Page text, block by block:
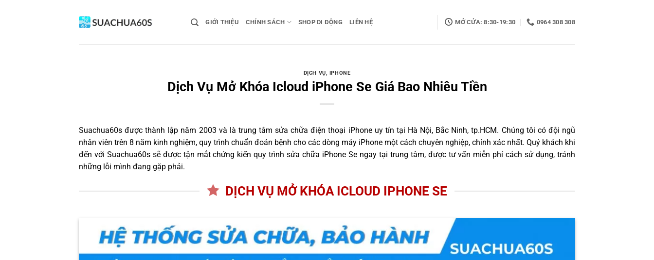
GIỚI THIỆU CHÍNH SÁCH SHOP DI ĐỘNG LIÊN HỆ MỞ CỬA: 8:30-19:30 0964 308 308
DỊCH VỤ, IPHONE
Dịch Vụ Mở Khóa Icloud iPhone Se Giá Bao Nhiêu Tiền
Suachua60s được thành lập năm 2003 và là trung tâm sửa chữa điện thoại iPhone uy tín tại Hà Nội, Bắc Ninh, tp.HCM. Chúng tôi có đội ngũ
nhân viên trên 8 năm kinh nghiệm, quy trình chuẩn đoán bệnh cho các dòng máy iPhone một cách chuyên nghiệp, chính xác nhất. Quý khách khi
đến với Suachua60s sẽ được tận mắt chứng kiến quy trình sửa chữa iPhone Se ngay tại trung tâm, được tư vấn miễn phí cách sử dụng, tránh
những lỗi mình đang gặp phải.
DỊCH VỤ MỞ KHÓA ICLOUD IPHONE SE